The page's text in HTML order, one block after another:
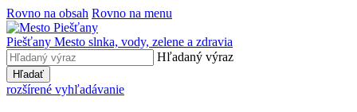
Rovno na obsah Rovno na menu
Piešťany Mesto slnka, vody, zelene a zdravia
Hľadaný výraz
Hľadať
rozšírené vyhľadávanie